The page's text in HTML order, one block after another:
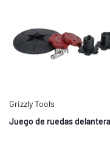
Grizzly Tools
Juego de ruedas